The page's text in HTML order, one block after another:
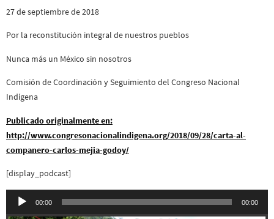
27 de septiembre de 2018
Por la reconstitución integral de nuestros pueblos
Nunca más un México sin nosotros
Comisión de Coordinación y Seguimiento del Congreso Nacional
Indígena
Publicado originalmente en:
http://www.congresonacionalindigena.org/2018/09/28/carta-al-
companero-carlos-mejia-godoy/
[display_podcast]
Reproductor
00:00 00:00